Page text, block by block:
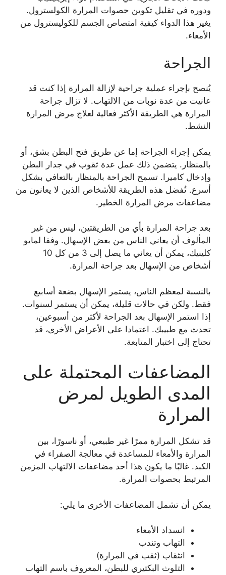
ودوره في تقليل تكوين حصوات المرارة الكولسترول.
يغير هذا الدواء كيفية امتصاص الجسم للكوليسترول من
الأمعاء.
الجراحة
يُنصح بإجراء عملية جراحية لإزالة المرارة إذا كنت قد
عانيت من عدة نوبات من الالتهاب. لا تزال جراحة
المرارة هي الطريقة الأكثر فعالية لعلاج مرض المرارة
النشط.
يمكن إجراء الجراحة إما عن طريق فتح البطن بشق، أو
بالمنظار. يتضمن ذلك عمل عدة ثقوب في جدار البطن
وإدخال كاميرا. تسمح الجراحة بالمنظار بالتعافي بشكل
أسرع. تُفضل هذه الطريقة للأشخاص الذين لا يعانون من
مضاعفات مرض المرارة الخطير.
بعد جراحة المرارة بأي من الطريقتين، ليس من غير
المألوف أن يعاني الناس من بعض الإسهال. وفقا لمايو
كلينيك، يمكن أن يعاني ما يصل إلى 3 من كل 10
أشخاص من الإسهال بعد جراحة المرارة.
بالنسبة لمعظم الناس، يستمر الإسهال بضعة أسابيع
فقط. ولكن في حالات قليلة، يمكن أن يستمر لسنوات.
إذا استمر الإسهال بعد الجراحة لأكثر من أسبوعين،
تحدث مع طبيبك. اعتمادا على الأعراض الأخرى، قد
تحتاج إلى اختبار المتابعة.
المضاعفات المحتملة على
المدى الطويل لمرض
المرارة
قد تشكل المرارة ممرًا غير طبيعي، أو ناسورًا، بين
المرارة والأمعاء للمساعدة في معالجة الصفراء في
الكبد. غالبًا ما يكون هذا أحد مضاعفات الالتهاب المزمن
المرتبط بحصوات المرارة.
يمكن أن تشمل المضاعفات الأخرى ما يلي:
انسداد الأمعاء
التهاب وتندب
انثقاب (ثقب في المرارة)
التلوث البكتيري للبطن، المعروف باسم التهاب